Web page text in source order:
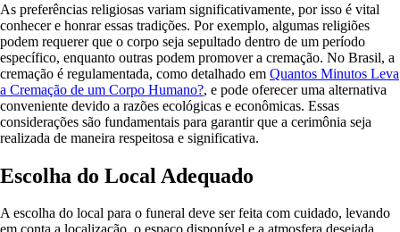
As preferências religiosas variam significativamente, por isso é vital
conhecer e honrar essas tradições. Por exemplo, algumas religiões
podem requerer que o corpo seja sepultado dentro de um período
específico, enquanto outras podem promover a cremação. No Brasil, a
cremação é regulamentada, como detalhado em Quantos Minutos Leva
a Cremação de um Corpo Humano?, e pode oferecer uma alternativa
conveniente devido a razões ecológicas e econômicas. Essas
considerações são fundamentais para garantir que a cerimônia seja
realizada de maneira respeitosa e significativa.
Escolha do Local Adequado
A escolha do local para o funeral deve ser feita com cuidado, levando